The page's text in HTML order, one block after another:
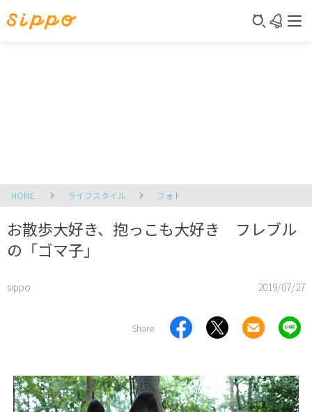
HOME ライフスタイル フォト
お散歩大好き、抱っこも大好き フレブル
の「ゴマ子」
sippo 2019/07/27
Share